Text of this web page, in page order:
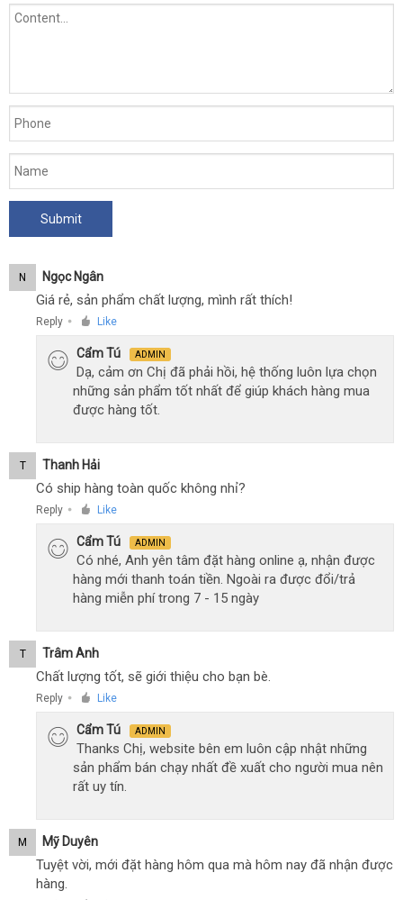
N Ngọc Ngân
Giá rẻ, sản phẩm chất lượng, mình rất thích!
Reply ● Like
Cẩm Tú ADMIN
Dạ, cảm ơn Chị đã phải hồi, hệ thống luôn lựa chọn
những sản phẩm tốt nhất để giúp khách hàng mua
được hàng tốt.
T Thanh Hải
Có ship hàng toàn quốc không nhỉ?
Reply ● Like
Cẩm Tú ADMIN
Có nhé, Anh yên tâm đặt hàng online ạ, nhận được
hàng mới thanh toán tiền. Ngoài ra được đổi/trả
hàng miễn phí trong 7 - 15 ngày
T Trâm Anh
Chất lượng tốt, sẽ giới thiệu cho bạn bè.
Reply ● Like
Cẩm Tú ADMIN
Thanks Chị, website bên em luôn cập nhật những
sản phẩm bán chạy nhất đề xuất cho người mua nên
rất uy tín.
M Mỹ Duyên
Tuyệt vời, mới đặt hàng hôm qua mà hôm nay đã nhận được
hàng.